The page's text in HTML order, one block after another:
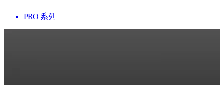
PRO 系列